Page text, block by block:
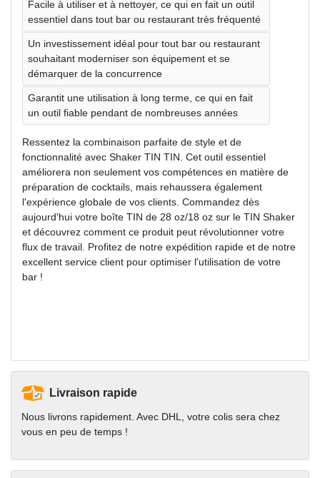
Facile à utiliser et à nettoyer, ce qui en fait un outil
essentiel dans tout bar ou restaurant très fréquenté
Un investissement idéal pour tout bar ou restaurant
souhaitant moderniser son équipement et se
démarquer de la concurrence
Garantit une utilisation à long terme, ce qui en fait
un outil fiable pendant de nombreuses années
Ressentez la combinaison parfaite de style et de
fonctionnalité avec Shaker TIN TIN. Cet outil essentiel
améliorera non seulement vos compétences en matière de
préparation de cocktails, mais rehaussera également
l'expérience globale de vos clients. Commandez dès
aujourd'hui votre boîte TIN de 28 oz/18 oz sur le TIN Shaker
et découvrez comment ce produit peut révolutionner votre
flux de travail. Profitez de notre expédition rapide et de notre
excellent service client pour optimiser l'utilisation de votre
bar !
Livraison rapide
Nous livrons rapidement. Avec DHL, votre colis sera chez
vous en peu de temps !